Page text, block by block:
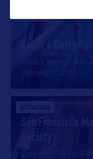
Knott's Berry
Knott’s Berry Farm
d’Orange County –
SITE CULTUREL
San Francisco